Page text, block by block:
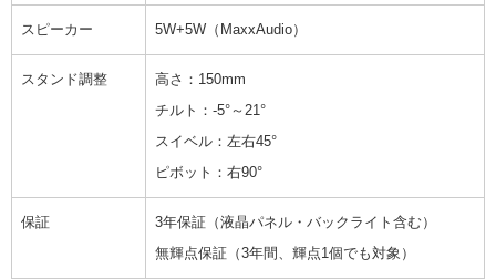
スピーカー 5W+5W（MaxxAudio）
スタンド調整 高さ：150mm
チルト：-5°～21°
スイベル：左右45°
ピボット：右90°
保証 3年保証（液晶パネル・バックライト含む）
無輝点保証（3年間、輝点1個でも対象）